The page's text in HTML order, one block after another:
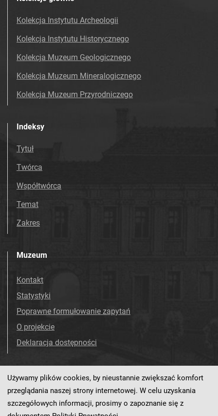
Kolekcja Instytutu Archeologii
Kolekcja Instytutu Historycznego
Kolekcja Muzeum Geologicznego
Kolekcja Muzeum Mineralogicznego
Kolekcja Muzeum Przyrodniczego
Indeksy
Tytuł
Twórca
Współtwórca
Temat
Zakres
Muzeum
Kontakt
Statystyki
Poprawne formułowanie zapytań
O projekcie
Deklaracja dostępności
Odwiedź nas! Facebook
Używamy plików cookies, by nieustannie zwiększać komfort
przeglądania naszej strony internetowej. W celu uzyskania
szczegółowych informacji, prosimy o zapoznanie się z